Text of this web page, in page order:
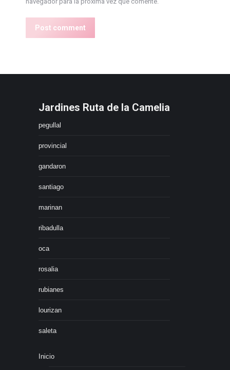
Post comment
Jardines Ruta de la Camelia
pegullal
provincial
gandaron
santiago
marinan
ribadulla
oca
rosalia
rubianes
lourizan
saleta
Inicio